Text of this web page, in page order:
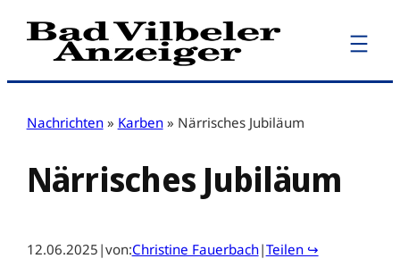
Zum
Inhalt
Nachrichten » Karben » Närrisches Jubiläum
Närrisches Jubiläum
12.06.2025 |von:Christine Fauerbach|Teilen ↪